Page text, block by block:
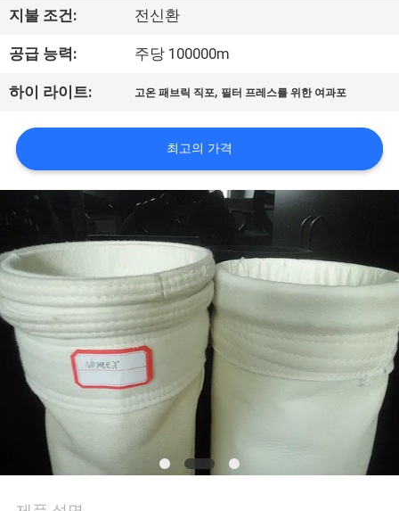
품
질
리
문
의
하
기
조
지불 조건: 전신환
공급 능력: 주당 100000m
하이 라이트: 고온 패브릭 직포, 필터 프레스를 위한 여과포
최고의 가격